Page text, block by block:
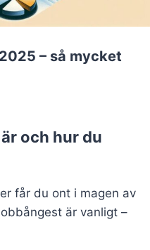
– så mycket
och hur du
får du ont i magen av
är vanligt –